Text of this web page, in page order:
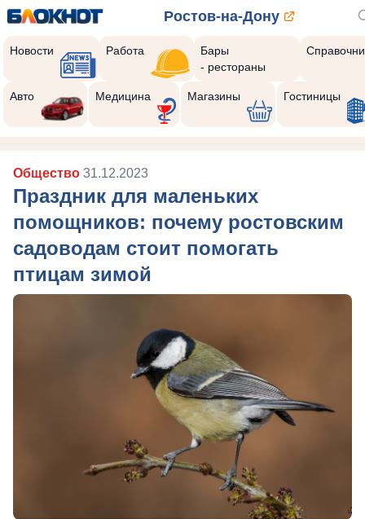
Ростов-на-Дону
Новости Работа
Бары
- рестораны
Авто Медицина Магазины Гостиницы
Общество 31.12.2023
Праздник для маленьких
помощников: почему ростовским
садоводам стоит помогать
птицам зимой